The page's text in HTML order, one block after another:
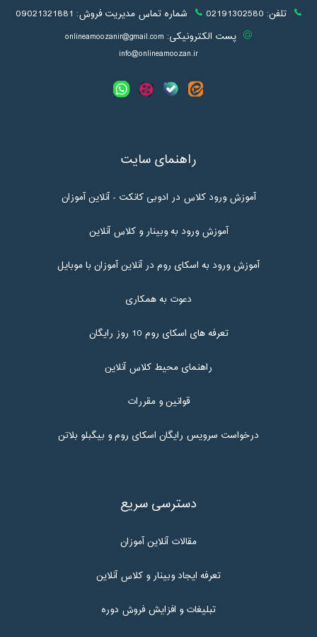
تلفن: 02191302580 شماره تماس مدیریت فروش: 09021321881
پست الکترونیکی: onlineamoozanir@gmail.com
info@onlineamoozan.ir
راهنمای سایت
آموزش ورود کلاس در ادوبی کانکت - آنلاین آموزان
آموزش ورود به وبینار و کلاس آنلاین
آموزش ورود به اسکای روم در آنلاین آموزان با موبایل
دعوت به همکاری
تعرفه های اسکای روم 10 روز رایگان
راهنمای محیط کلاس آنلاین
قوانین و مقررات
درخواست سرویس رایگان اسکای روم و بیگبلو بلاتن
دسترسی سریع
مقالات آنلاین آموزان
تعرفه ایجاد وبینار و کلاس آنلاین
تبلیغات و افزایش فروش دوره